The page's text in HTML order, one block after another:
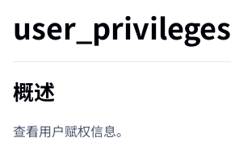
user_privileges
概述
查看用户赋权信息。